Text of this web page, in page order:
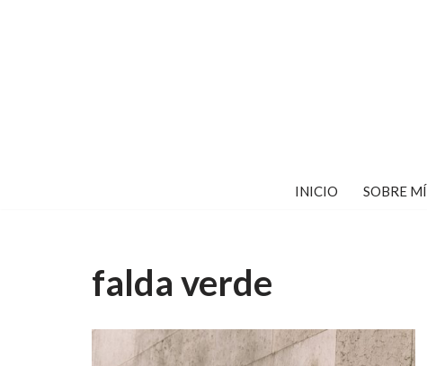
INICIO SOBRE MÍ
falda verde